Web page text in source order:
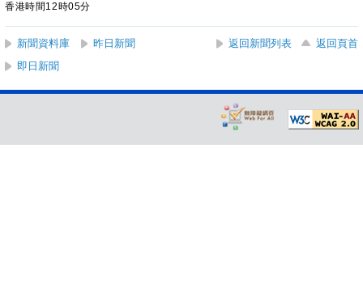
香港時間12時05分
新聞資料庫 昨日新聞 返回新聞列表
返回頁首
即日新聞